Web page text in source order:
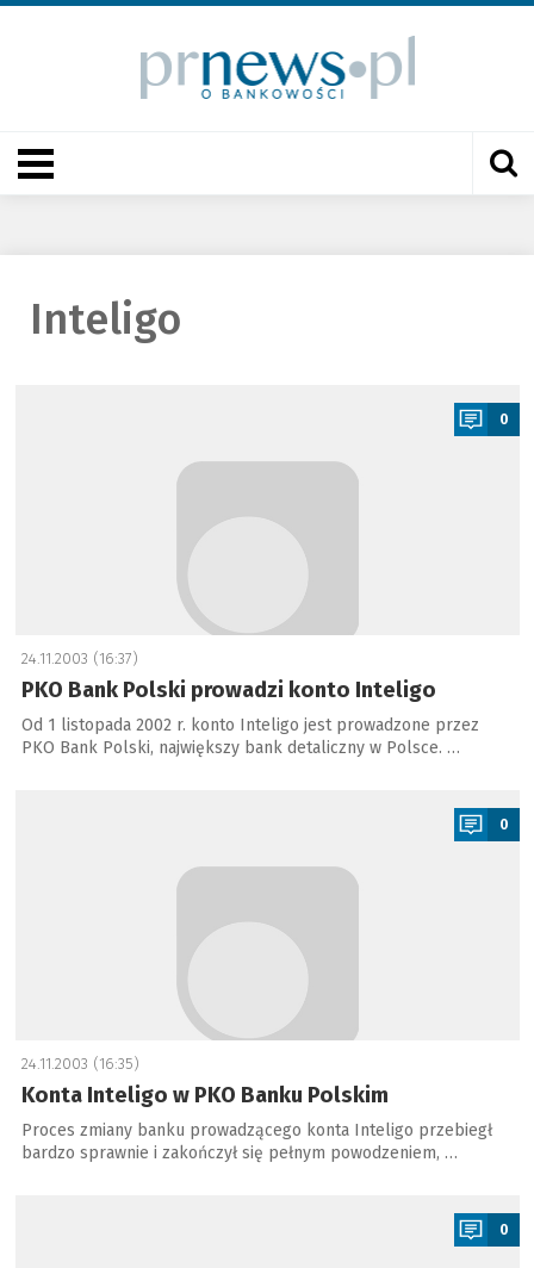
Inteligo
0
24.11.2003 (16:37)
PKO Bank Polski prowadzi konto Inteligo
Od 1 listopada 2002 r. konto Inteligo jest prowadzone przez
PKO Bank Polski, największy bank detaliczny w Polsce. …
0
24.11.2003 (16:35)
Konta Inteligo w PKO Banku Polskim
Proces zmiany banku prowadzącego konta Inteligo przebiegł
bardzo sprawnie i zakończył się pełnym powodzeniem, …
0